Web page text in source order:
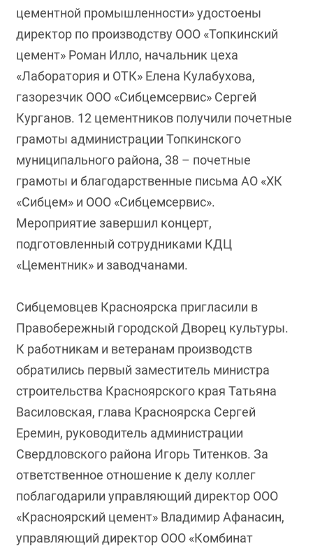
цементной промышленности» удостоены
директор по производству ООО «Топкинский
цемент» Роман Илло, начальник цеха
«Лаборатория и ОТК» Елена Кулабухова,
газорезчик ООО «Сибцемсервис» Сергей
Курганов. 12 цементников получили почетные
грамоты администрации Топкинского
муниципального района, 38 – почетные
грамоты и благодарственные письма АО «ХК
«Сибцем» и ООО «Сибцемсервис».
Мероприятие завершил концерт,
подготовленный сотрудниками КДЦ
«Цементник» и заводчанами.
Сибцемовцев Красноярска пригласили в
Правобережный городской Дворец культуры.
К работникам и ветеранам производств
обратились первый заместитель министра
строительства Красноярского края Татьяна
Василовская, глава Красноярска Сергей
Еремин, руководитель администрации
Свердловского района Игорь Титенков. За
ответственное отношение к делу коллег
поблагодарили управляющий директор ООО
«Красноярский цемент» Владимир Афанасин,
управляющий директор ООО «Комбинат